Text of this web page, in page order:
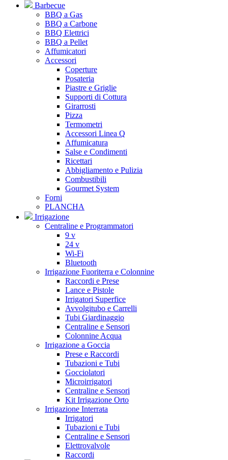
Barbecue
BBQ a Gas
BBQ a Carbone
BBQ Elettrici
BBQ a Pellet
Affumicatori
Accessori
Coperture
Posateria
Piastre e Griglie
Supporti di Cottura
Girarrosti
Pizza
Termometri
Accessori Linea Q
Affumicatura
Salse e Condimenti
Ricettari
Abbigliamento e Pulizia
Combustibili
Gourmet System
Forni
PLANCHA
Irrigazione
Centraline e Programmatori
9 v
24 v
Wi-Fi
Bluetooth
Irrigazione Fuoriterra e Colonnine
Raccordi e Prese
Lance e Pistole
Irrigatori Superfice
Avvolgitubo e Carrelli
Tubi Giardinaggio
Centraline e Sensori
Colonnine Acqua
Irrigazione a Goccia
Prese e Raccordi
Tubazioni e Tubi
Gocciolatori
Microirrigatori
Centraline e Sensori
Kit Irrigazione Orto
Irrigazione Interrata
Irrigatori
Tubazioni e Tubi
Centraline e Sensori
Elettrovalvole
Raccordi